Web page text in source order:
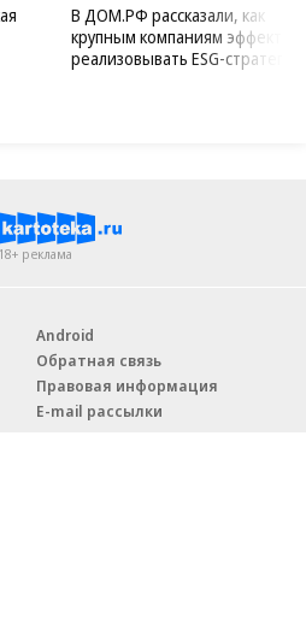
В ДОМ.РФ рассказали, как
крупным компаниям
реализовывать ESG-стратегию
18+ реклама
Android
Обратная связь
Правовая информация
E-mail рассылки